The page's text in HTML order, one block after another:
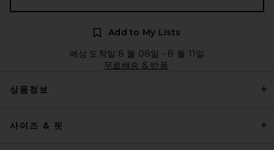
Add to My Lists
예상 도착일:8 월 08일 - 8 월 11일
무료배송 & 반품
상품정보
사이즈 & 핏